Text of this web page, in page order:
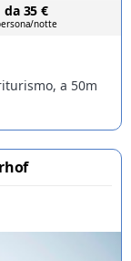
da 35 €
notte
a 50m